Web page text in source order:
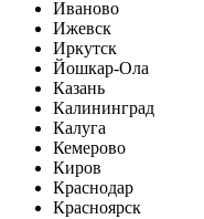
Иваново
Ижевск
Иркутск
Йошкар-Ола
Казань
Калининград
Калуга
Кемерово
Киров
Краснодар
Красноярск